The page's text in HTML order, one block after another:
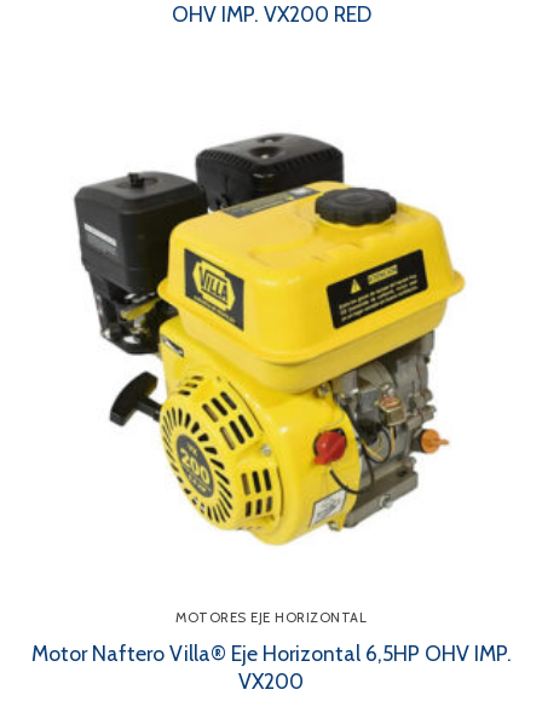
OHV IMP. VX200 RED
MOTORES EJE HORIZONTAL
Motor Naftero Villa® Eje Horizontal 6,5HP OHV IMP.
VX200